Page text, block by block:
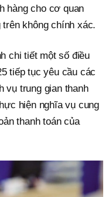
hàng cho cơ quan
không chính xác.
chi tiết một số điều
tiếp tục yêu cầu các
vụ trung gian thanh
hiện nghĩa vụ cung
thanh toán của